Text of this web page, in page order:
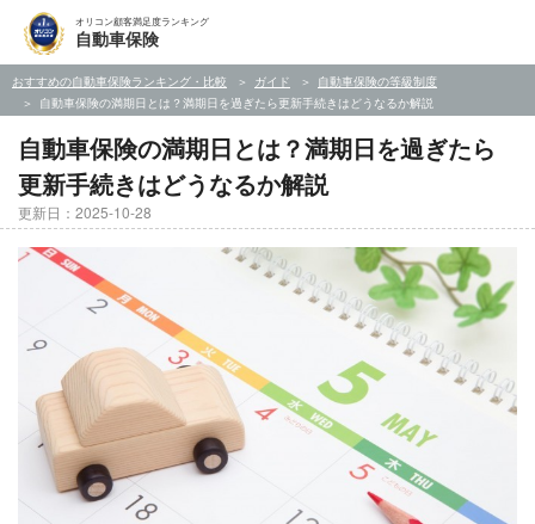
オリコン顧客満足度ランキング
自動車保険
おすすめの自動車保険ランキング・比較 ガイド
自動車保険の等級制度
自動車保険の満期日とは？満期日を過ぎたら更新手続きはどうなるか解説
自動車保険の満期日とは？満期日を過ぎたら
更新手続きはどうなるか解説
更新日：2025-10-28